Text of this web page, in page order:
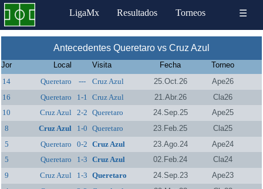
LigaMx Resultados Torneos ☰
Antecedentes Queretaro vs Cruz Azul
Jor Local Visita Fecha
Torneo
14
Queretaro --- Cruz Azul 25.Oct.26
Ape26
16
Queretaro 1-1 Cruz Azul 21.Abr.26
Cla26
10
Cruz Azul 2-2 Queretaro 24.Sep.25
Ape25
8
Cruz Azul 1-0 Queretaro 23.Feb.25
Cla25
5
Queretaro 0-2 Cruz Azul 23.Ago.24
Ape24
5
Queretaro 1-3 Cruz Azul 02.Feb.24
Cla24
9
Cruz Azul 1-3 Queretaro 24.Sep.23
Ape23